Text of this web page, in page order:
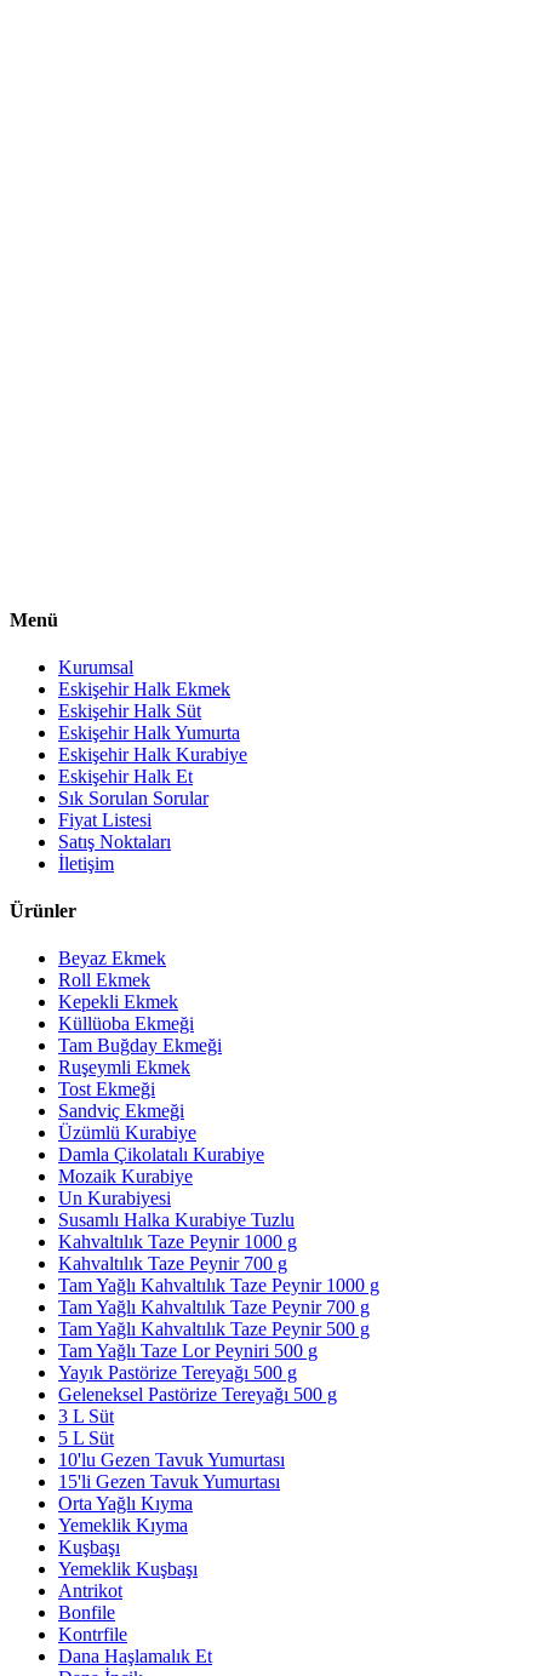
Menü
Kurumsal
Eskişehir Halk Ekmek
Eskişehir Halk Süt
Eskişehir Halk Yumurta
Eskişehir Halk Kurabiye
Eskişehir Halk Et
Sık Sorulan Sorular
Fiyat Listesi
Satış Noktaları
İletişim
Ürünler
Beyaz Ekmek
Roll Ekmek
Kepekli Ekmek
Küllüoba Ekmeği
Tam Buğday Ekmeği
Ruşeymli Ekmek
Tost Ekmeği
Sandviç Ekmeği
Üzümlü Kurabiye
Damla Çikolatalı Kurabiye
Mozaik Kurabiye
Un Kurabiyesi
Susamlı Halka Kurabiye Tuzlu
Kahvaltılık Taze Peynir 1000 g
Kahvaltılık Taze Peynir 700 g
Tam Yağlı Kahvaltılık Taze Peynir 1000 g
Tam Yağlı Kahvaltılık Taze Peynir 700 g
Tam Yağlı Kahvaltılık Taze Peynir 500 g
Tam Yağlı Taze Lor Peyniri 500 g
Yayık Pastörize Tereyağı 500 g
Geleneksel Pastörize Tereyağı 500 g
3 L Süt
5 L Süt
10'lu Gezen Tavuk Yumurtası
15'li Gezen Tavuk Yumurtası
Orta Yağlı Kıyma
Yemeklik Kıyma
Kuşbaşı
Yemeklik Kuşbaşı
Antrikot
Bonfile
Kontrfile
Dana Haşlamalık Et